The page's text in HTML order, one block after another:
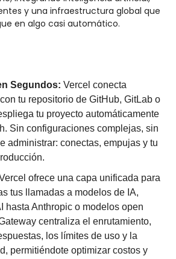
y una infraestructura global que
en algo casi automático.
Segundos: Vercel conecta
tu repositorio de GitHub, GitLab o
tu proyecto automáticamente
Sin configuraciones complejas, sin
administrar: conectas, empujas y tu
ofrece una capa unificada para
tus llamadas a modelos de IA,
hasta Anthropic o modelos open
centraliza el enrutamiento,
los límites de uso y la
permitiéndote optimizar costos y